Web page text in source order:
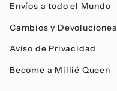
Envíos a todo el Mundo
Cambios y Devoluciones
Aviso de Privacidad
Become a Millié Queen